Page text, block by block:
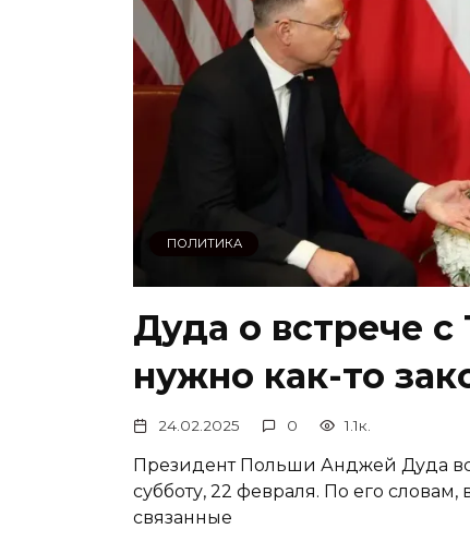
ПОЛИТИКА
Дуда о встрече
нужно как-то
24.02.2025 0 1.1к.
Президент Польши Анджей Дуда
субботу, 22 февраля. По его
связанные